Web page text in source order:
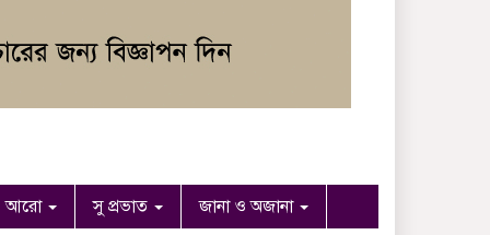
আরো সু প্রভাত জানা ও অজানা